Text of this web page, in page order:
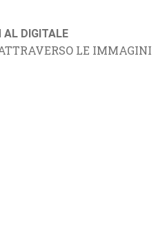
AL DIGITALE
LE IMMAGINI